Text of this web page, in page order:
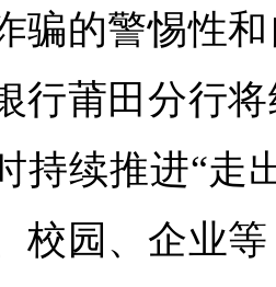
骗的警惕性
行莆田分行
持续推进“
校园、企业